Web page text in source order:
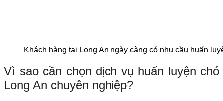
Khách hàng tại Long An ngày càng có nhu cầu huấn
Vì sao cần chọn dịch vụ huấn luyện chó
Long An chuyên nghiệp?